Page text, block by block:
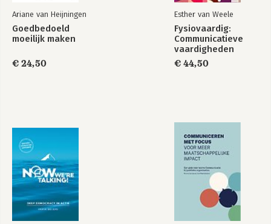
Ariane van Heijningen
Goedbedoeld
moeilijk maken
€ 24,50
Esther van Weele
Fysiovaardig:
Communicatieve
vaardigheden
€ 44,50